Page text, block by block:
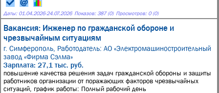
Даты: 01.04.2026-24.07.2026 Показов: 387 (0) Просмотров: 0 (0)
Вакансия: Инженер по гражданской обороне и
чрезвычайным ситуациям
г. Симферополь, Работодатель: АО «Электромашиностроительный
завод «Фирма Сэлма»
Зарплата: 27,1 тыс. руб.
повышение качества решения задач гражданской обороны и защиты
работников организации от поражающих факторов чрезвычайных
ситуаций, график работы: Полный рабочий день